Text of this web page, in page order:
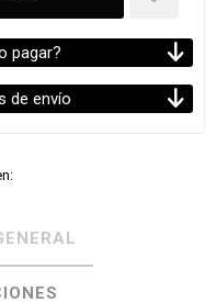
pagar?
de envío